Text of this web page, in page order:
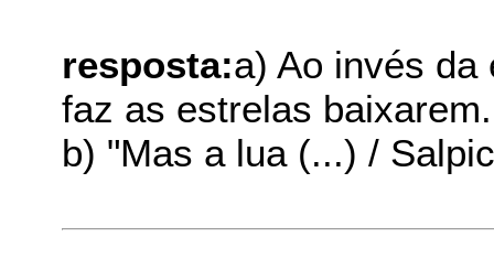
resposta:a) Ao invés da
faz as estrelas baixarem.
b) "Mas a lua (...) /